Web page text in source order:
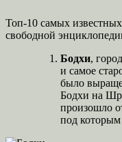
Топ-10 самых
свободной
Бодхи,
и самое
было
Бодхи на
произошло
под